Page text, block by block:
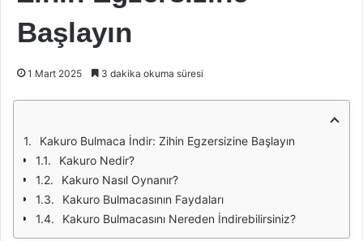
Başlayın
1 Mart 2025 3 dakika okuma süresi
Kakuro Bulmaca İndir: Zihin Egzersizine Başlayın
Kakuro Nedir?
Kakuro Nasıl Oynanır?
Kakuro Bulmacasının Faydaları
Kakuro Bulmacasını Nereden İndirebilirsiniz?